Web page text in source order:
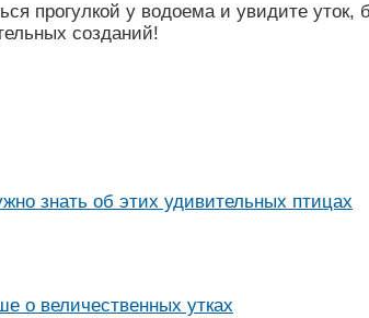
прогулкой у водоема и увидите
созданий!
знать об этих удивительных птицах
о величественных утках